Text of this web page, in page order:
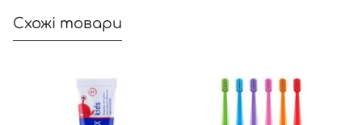
Схожі товари